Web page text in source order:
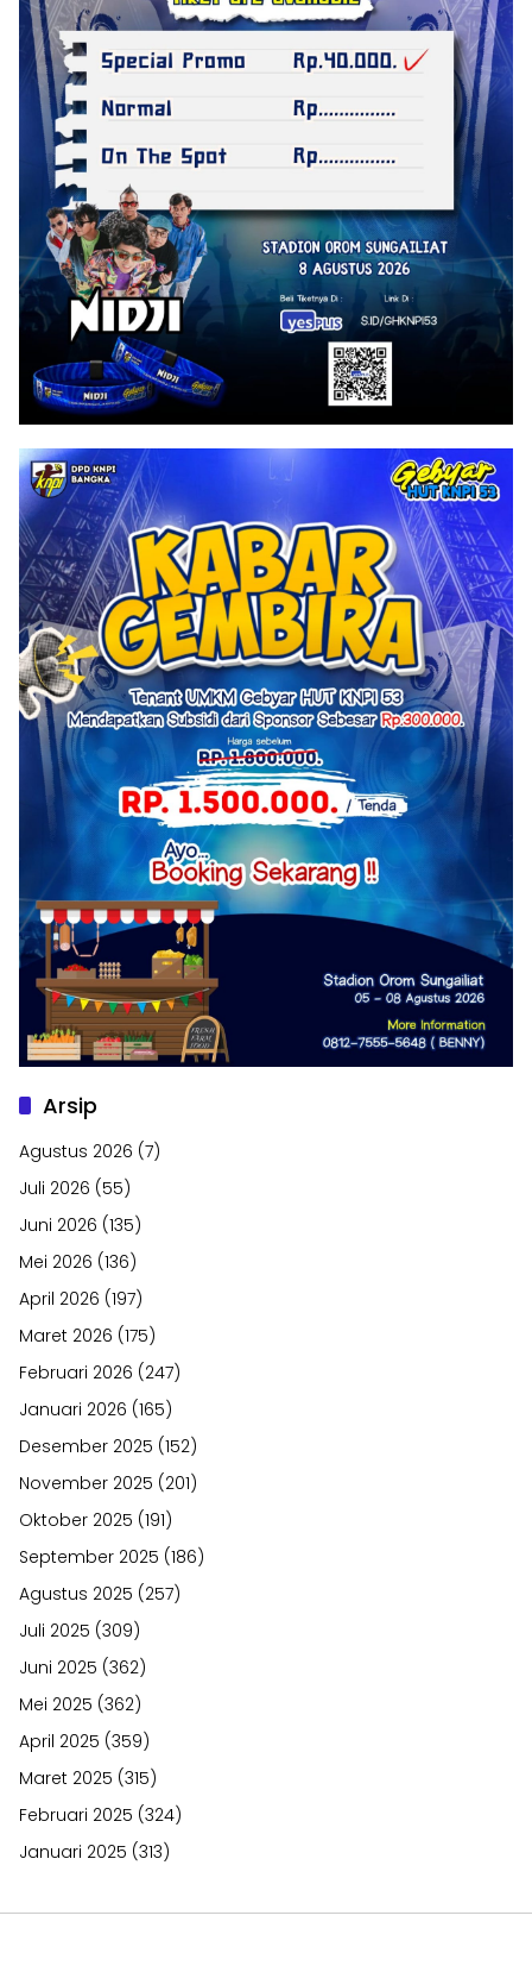
Arsip
Agustus 2026 (7)
Juli 2026 (55)
Juni 2026 (135)
Mei 2026 (136)
April 2026 (197)
Maret 2026 (175)
Februari 2026 (247)
Januari 2026 (165)
Desember 2025 (152)
November 2025 (201)
Oktober 2025 (191)
September 2025 (186)
Agustus 2025 (257)
Juli 2025 (309)
Juni 2025 (362)
Mei 2025 (362)
April 2025 (359)
Maret 2025 (315)
Februari 2025 (324)
Januari 2025 (313)